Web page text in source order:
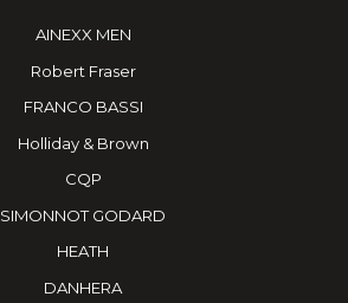
AINEXX MEN
Robert Fraser
FRANCO BASSI
Holliday & Brown
CQP
SIMONNOT GODARD
HEATH
DANHERA